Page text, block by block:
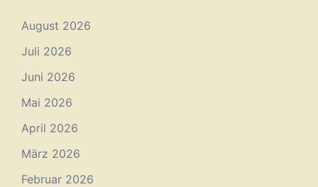
August 2026
Juli 2026
Juni 2026
Mai 2026
April 2026
März 2026
Februar 2026